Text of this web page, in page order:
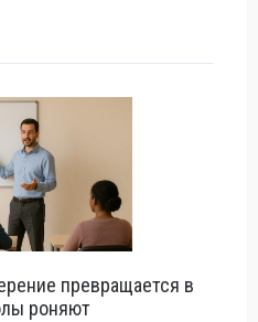
превращается в
роняют